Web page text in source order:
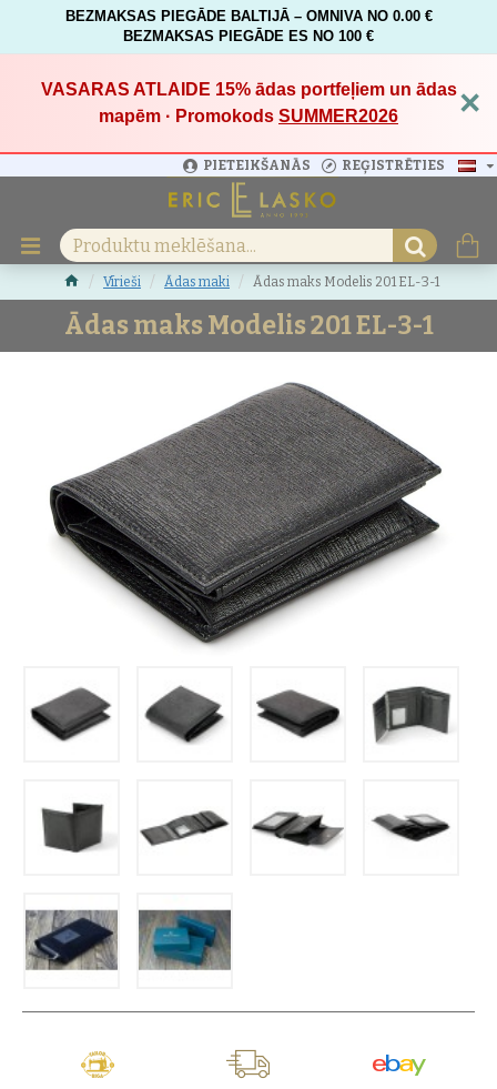
BEZMAKSAS PIEGĀDE BALTIJĀ – OMNIVA NO 0.00 €
BEZMAKSAS PIEGĀDE ES NO 100 €
VASARAS ATLAIDE 15%ādas portfeļiem un ādas
mapēm · Promokods SUMMER2026 ×
PIETEIKŠANĀS REĢISTRĒTIES
Vīrieši Ādas maki Ādas maks Modelis 201 EL-3-1
Ādas maks Modelis 201 EL-3-1